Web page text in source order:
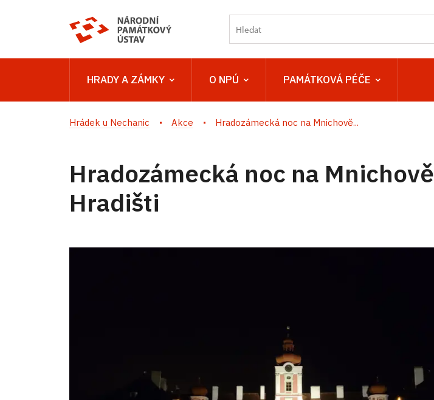
HRADY A ZÁMKY O NPÚ PAMÁTKOVÁ PÉČE
Hrádek u Nechanic Akce Hradozámecká noc na Mnichově...
Hradozámecká noc na Mnichově
Hradišti